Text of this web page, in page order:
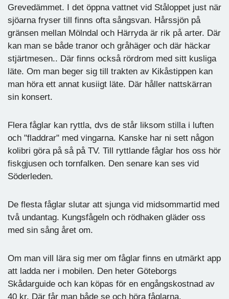
Grevedämmet. I det öppna vattnet vid Ståloppet just när
sjöarna fryser till finns ofta sångsvan. Hårssjön på
gränsen mellan Mölndal och Härryda är rik på arter. Där
kan man se både tranor och gråhäger och där häckar
stjärtmesen.. Där finns också rördrom med sitt kusliga
läte. Om man beger sig till trakten av Kikåstippen kan
man höra ett annat kusiigt läte. Där håller nattskärran
sin konsert.
Flera fåglar kan ryttla, dvs de står liksom stilla i luften
och "fladdrar" med vingarna. Kanske har ni sett någon
kolibri göra på så på TV. Till ryttlande fåglar hos oss hör
fiskgjusen och tornfalken. Den senare kan ses vid
Söderleden.
De flesta fåglar slutar att sjunga vid midsommartid med
två undantag. Kungsfågeln och rödhaken gläder oss
med sin sång året om.
Om man vill lära sig mer om fåglar finns en utmärkt app
att ladda ner i mobilen. Den heter Göteborgs
Skådarguide och kan köpas för en engångskostnad av
40 kr. Där får man både se och höra fåglarna.